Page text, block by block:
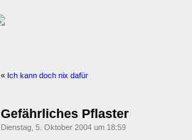
« Ich kann doch nix dafür
Gefährliches Pflaster
Dienstag, 5. Oktober 2004 um 18:59